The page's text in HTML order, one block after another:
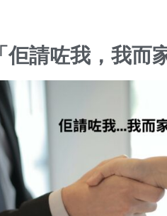
請咗我，我而